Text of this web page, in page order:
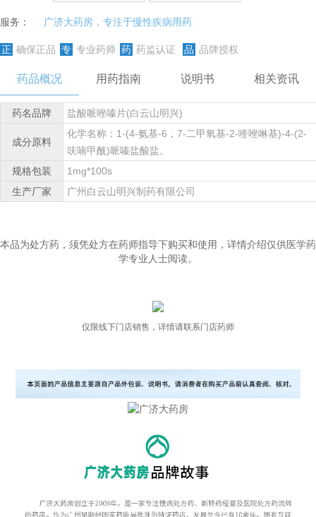
服务： 广济大药房，专注于慢性疾病用药
正 确保正品 专 专业药师 药 药监认证 品 品牌授权
药品概况 用药指南 说明书 相关资讯
药名品牌 盐酸哌唑嗪片(白云山明兴)
成分原料
化学名称：1-(4-氨基-6，7-二甲氧基-2-喹唑啉基)-4-(2-
呋喃甲酰)哌嗪盐酸盐。
规格包装
1mg*100s
生产厂家
广州白云山明兴制药有限公司
本品为处方药，须凭处方在药师指导下购买和使用，详情介绍仅供医学药
学专业人士阅读。
仅限线下门店销售，详情请联系门店药师